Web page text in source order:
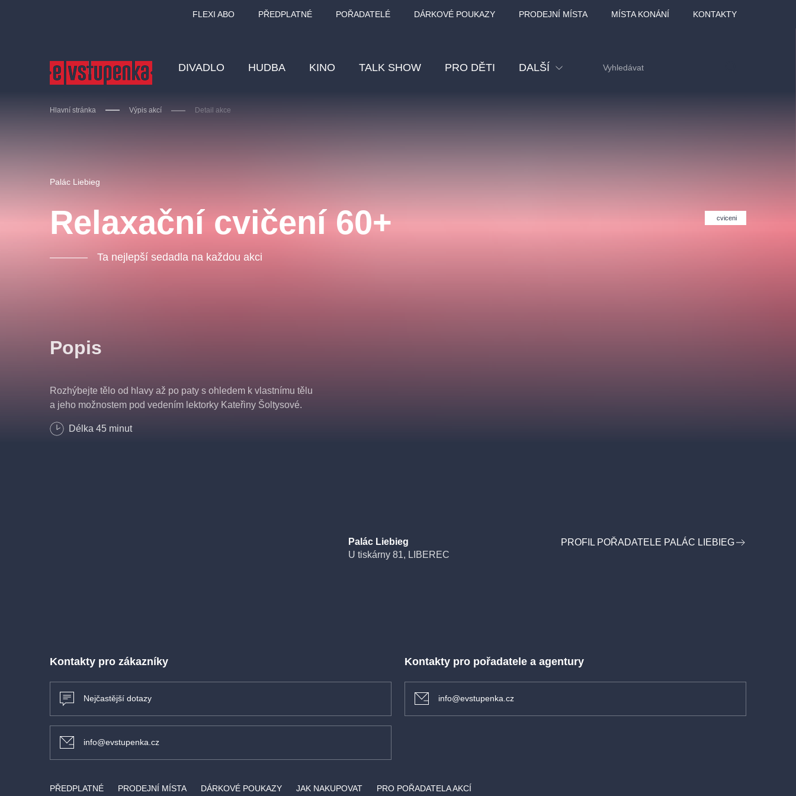
FLEXI ABO PŘEDPLATNÉ POŘADATELÉ DÁRKOVÉ POUKAZY PRODEJNÍ MÍSTA MÍSTA KONÁNÍ KONTAKTY
DIVADLO HUDBA KINO TALK SHOW PRO DĚTI DALŠÍ
Hlavní stránka Výpis akcí Detail akce
Palác Liebieg
Relaxační cvičení 60+
Ta nejlepší sedadla na každou akci
cviceni
Popis
Rozhýbejte tělo od hlavy až po paty s ohledem k vlastnímu tělu
a jeho možnostem pod vedením lektorky Kateřiny Šoltysové.
Délka 45 minut
Palác Liebieg
U tiskárny 81, LIBEREC
PROFIL POŘADATELE PALÁC LIEBIEG
Kontakty pro zákazníky
Nejčastější dotazy
info@evstupenka.cz
Kontakty pro pořadatele a agentury
info@evstupenka.cz
PŘEDPLATNÉ PRODEJNÍ MÍSTA DÁRKOVÉ POUKAZY JAK NAKUPOVAT PRO POŘADATELA AKCÍ
divadlo premiéra klasickáhudba letníscéna